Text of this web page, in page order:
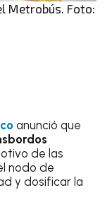
Metrobús. Foto:
anunció que
de las
nodo de
y dosificar la